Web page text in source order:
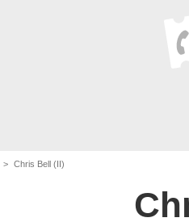
Chris Bell (II)